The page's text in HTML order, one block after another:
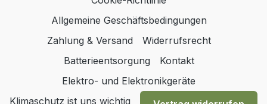
Allgemeine Geschäftsbedingungen
Zahlung & Versand
Widerrufsrecht
Batterieentsorgung
Kontakt
Elektro- und Elektronikgeräte
Klimaschutz ist uns wichtig